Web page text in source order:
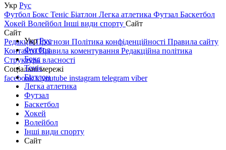
Укр Рус
Футбол Бокс Теніс Біатлон Легка атлетика Футзал Баскетбол
Хокей Волейбол Інші види спорту Сайт
Сайт
РедакціяПрогнози Політика конфіденційності Правила сайту
КонтактиПравила коментування Редакційна політика
Структура власності
Соціальні мережі
facebookxyoutube instagram telegram viber
УкрРус
Футбол
Бокс
Теніс
Біатлон
Легка атлетика
Футзал
Баскетбол
Хокей
Волейбол
Інші види спорту
Сайт